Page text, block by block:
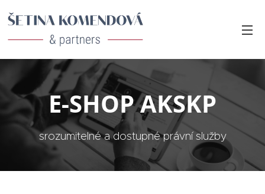
E-SHOP AKSKP
srozumitelné a dostupné právní služby